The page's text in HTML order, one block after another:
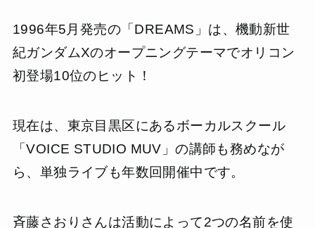
1996年5月発売の「DREAMS」は、機動新世
紀ガンダムXのオープニングテーマでオリコン
初登場10位のヒット！
現在は、東京目黒区にあるボーカルスクール
「VOICE STUDIO MUV」の講師も務めなが
ら、単独ライブも年数回開催中です。
斉藤さおりさんは活動によって2つの名前を使